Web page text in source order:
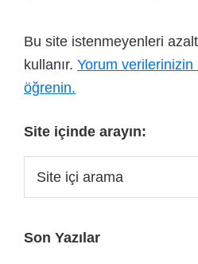
Bu site istenmeyenleri
kullanır. Yorum verilerinizin
öğrenin.
Site içinde arayın:
Son Yazılar